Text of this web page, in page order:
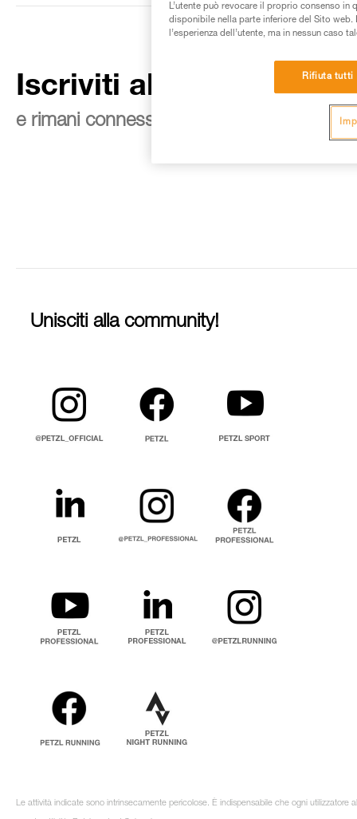
Iscriviti alla newsletter
e rimani connesso alle nostre novità
Unisciti alla community!
Le attività indicate sono intrinsecamente pericolose. È indispensabile che ogni utilizzatore
L’utente può revocare il proprio consenso
disponibile nella parte inferiore del Sito
l’esperienza dell’utente, ma in nessun caso
Rifiuta tutti